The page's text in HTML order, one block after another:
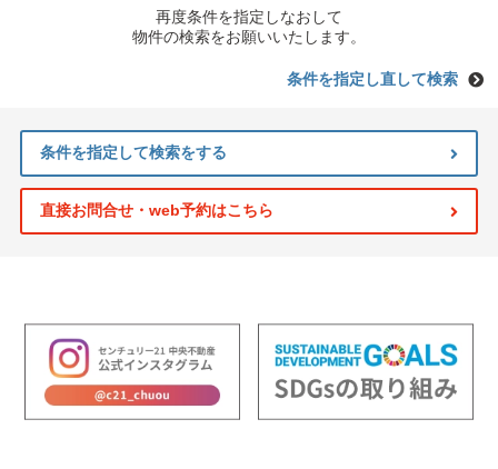
再度条件を指定しなおして
物件の検索をお願いいたします。
条件を指定し直して検索
条件を指定して検索をする
直接お問合せ・web予約はこちら